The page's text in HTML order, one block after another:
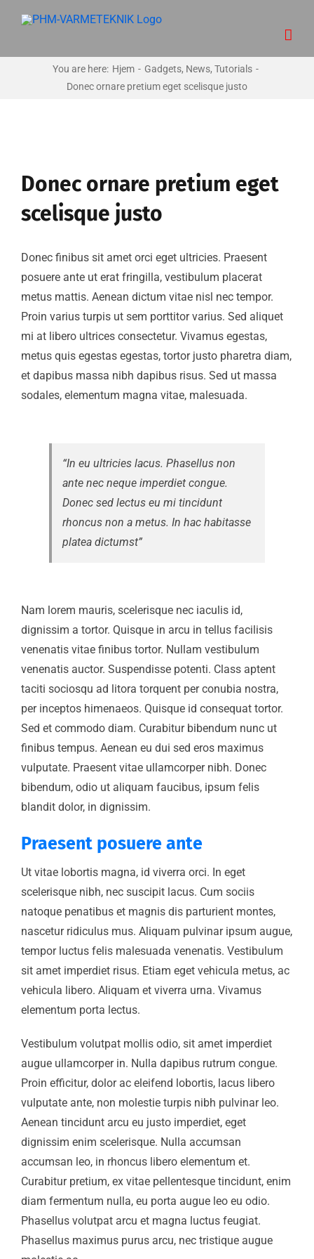
You are here: Hjem - Gadgets, News, Tutorials -
Donec ornare pretium eget scelisque justo
større
billede
Donec ornare pretium eget
scelisque justo
Donec finibus sit amet orci eget ultricies. Praesent
posuere ante ut erat fringilla, vestibulum placerat
metus mattis. Aenean dictum vitae nisl nec tempor.
Proin varius turpis ut sem porttitor varius. Sed aliquet
mi at libero ultrices consectetur. Vivamus egestas,
metus quis egestas egestas, tortor justo pharetra diam,
et dapibus massa nibh dapibus risus. Sed ut massa
sodales, elementum magna vitae, malesuada.
“In eu ultricies lacus. Phasellus non
ante nec neque imperdiet congue.
Donec sed lectus eu mi tincidunt
rhoncus non a metus. In hac habitasse
platea dictumst”
Nam lorem mauris, scelerisque nec iaculis id,
dignissim a tortor. Quisque in arcu in tellus facilisis
venenatis vitae finibus tortor. Nullam vestibulum
venenatis auctor. Suspendisse potenti. Class aptent
taciti sociosqu ad litora torquent per conubia nostra,
per inceptos himenaeos. Quisque id consequat tortor.
Sed et commodo diam. Curabitur bibendum nunc ut
finibus tempus. Aenean eu dui sed eros maximus
vulputate. Praesent vitae ullamcorper nibh. Donec
bibendum, odio ut aliquam faucibus, ipsum felis
blandit dolor, in dignissim.
Praesent posuere ante
Ut vitae lobortis magna, id viverra orci. In eget
scelerisque nibh, nec suscipit lacus. Cum sociis
natoque penatibus et magnis dis parturient montes,
nascetur ridiculus mus. Aliquam pulvinar ipsum augue,
tempor luctus felis malesuada venenatis. Vestibulum
sit amet imperdiet risus. Etiam eget vehicula metus, ac
vehicula libero. Aliquam et viverra urna. Vivamus
elementum porta lectus.
Vestibulum volutpat mollis odio, sit amet imperdiet
augue ullamcorper in. Nulla dapibus rutrum congue.
Proin efficitur, dolor ac eleifend lobortis, lacus libero
vulputate ante, non molestie turpis nibh pulvinar leo.
Aenean tincidunt arcu eu justo imperdiet, eget
dignissim enim scelerisque. Nulla accumsan
accumsan leo, in rhoncus libero elementum et.
Curabitur pretium, ex vitae pellentesque tincidunt, enim
diam fermentum nulla, eu porta augue leo eu odio.
Phasellus volutpat arcu et magna luctus feugiat.
Phasellus maximus purus arcu, nec tristique augue